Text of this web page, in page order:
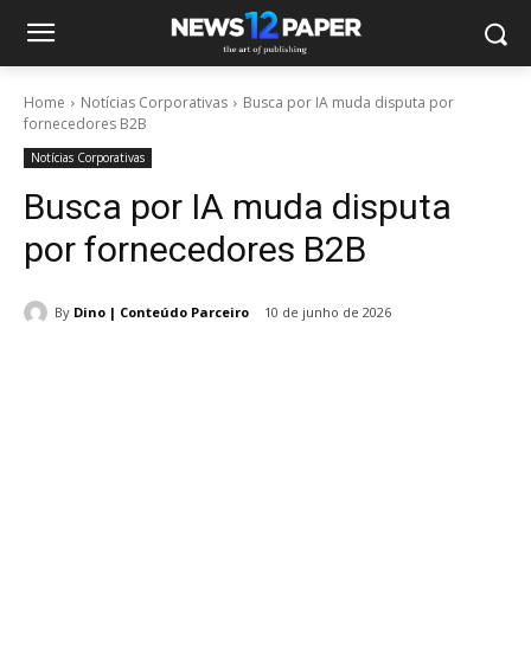
Home Notícias Corporativas
Busca por IA muda disputa por
fornecedores B2B
Notícias Corporativas
Busca por IA muda disputa
por fornecedores B2B
By Dino | Conteúdo Parceiro 10 de junho de 2026